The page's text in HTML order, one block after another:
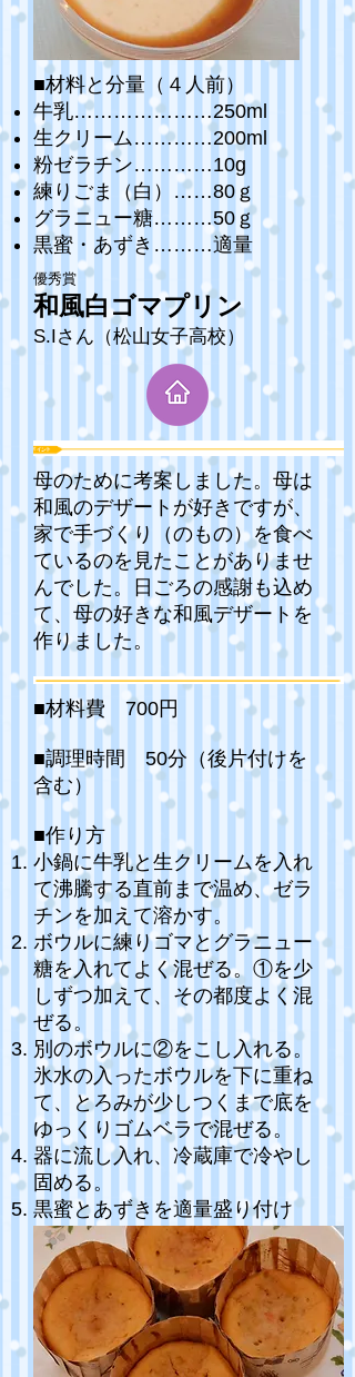
■材料と分量（４人前）
牛乳…………………250ml
生クリーム…………200ml
粉ゼラチン…………10g
練りごま（白）……80ｇ
グラニュー糖………50ｇ
黒蜜・あずき………適量
優秀賞
和風白ゴマプリン
S.Iさん（松山女子高校）
母のために考案しました。母は
和風のデザートが好きですが、
家で手づくり（のもの）を食べ
ているのを見たことがありませ
んでした。日ごろの感謝も込め
て、母の好きな和風デザートを
作りました。
■材料費 700円
■調理時間 50分（後片付けを
含む）
■作り方
小鍋に牛乳と生クリームを入れ
て沸騰する直前まで温め、ゼラ
チンを加えて溶かす。
ボウルに練りゴマとグラニュー
糖を入れてよく混ぜる。①を少
しずつ加えて、その都度よく混
ぜる。
別のボウルに②をこし入れる。
氷水の入ったボウルを下に重ね
て、とろみが少しつくまで底を
ゆっくりゴムベラで混ぜる。
器に流し入れ、冷蔵庫で冷やし
固める。
黒蜜とあずきを適量盛り付け
る。